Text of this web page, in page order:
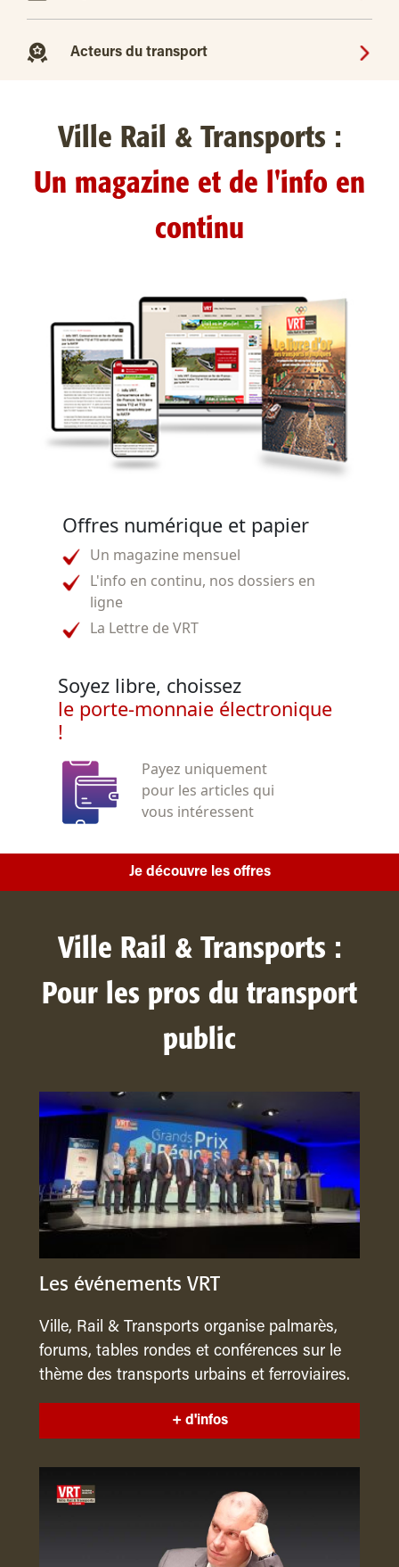
Acteurs du transport
Ville Rail & Transports :
Un magazine et de l'info en
continu
Offres numérique et papier
Un magazine mensuel
L'info en continu, nos dossiers en
ligne
La Lettre de VRT
Soyez libre, choissez
le porte-monnaie électronique
!
Payez uniquement
pour les articles qui
vous intéressent
Je découvre les offres
Ville Rail & Transports :
Pour les pros du transport
public
Les événements VRT
Ville, Rail & Transports organise palmarès,
forums, tables rondes et conférences sur le
thème des transports urbains et ferroviaires.
+ d'infos